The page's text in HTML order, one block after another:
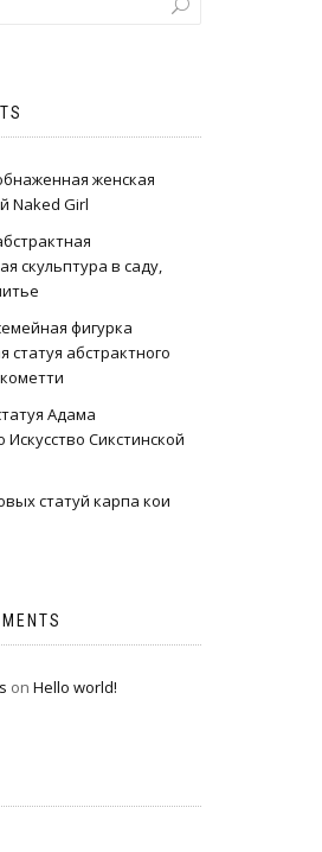
женская
Naked Girl
скульптура в саду,
фигурка
статуя абстрактного
Адама
Сикстинской
статуй карпа кои
on Hello world!